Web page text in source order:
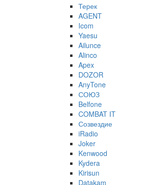
Терек
AGENT
Icom
Yaesu
Ailunce
Alinco
Apex
DOZOR
AnyTone
СОЮЗ
Belfone
COMBAT IT
Созвездие
iRadio
Joker
Kenwood
Kydera
Kirisun
Datakam